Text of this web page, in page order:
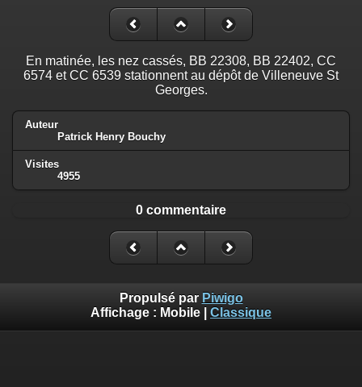
En matinée, les nez cassés, BB 22308, BB 22402, CC
6574 et CC 6539 stationnent au dépôt de Villeneuve St
Georges.
Auteur
Patrick Henry Bouchy
Visites
4955
0 commentaire
Propulsé par Piwigo
Affichage : Mobile Classique